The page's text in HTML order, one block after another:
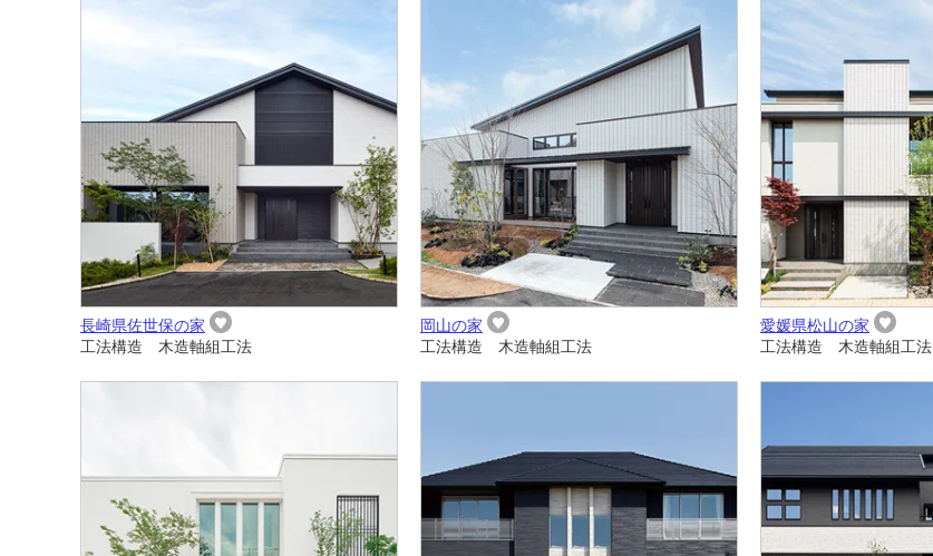
長崎県佐世保の家
工法構造 木造軸組工法
岡山の家
工法構造 木造軸組工法
愛媛県松山の家
工法構造 木造軸組工法